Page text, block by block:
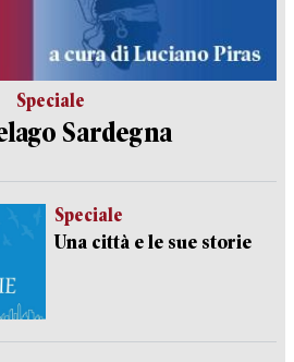
Speciale
Sardegna
Speciale
Una città e le sue storie